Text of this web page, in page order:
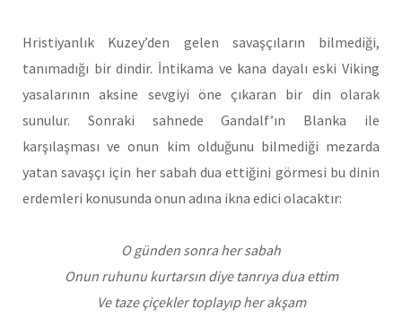
Hristiyanlık Kuzey’den gelen savaşçıların bilmediği,
tanımadığı bir dindir. İntikama ve kana dayalı eski Viking
yasalarının aksine sevgiyi öne çıkaran bir din olarak
sunulur. Sonraki sahnede Gandalf’ın Blanka ile
karşılaşması ve onun kim olduğunu bilmediği mezarda
yatan savaşçı için her sabah dua ettiğini görmesi bu dinin
erdemleri konusunda onun adına ikna edici olacaktır:
O günden sonra her sabah
Onun ruhunu kurtarsın diye tanrıya dua ettim
Ve taze çiçekler toplayıp her akşam